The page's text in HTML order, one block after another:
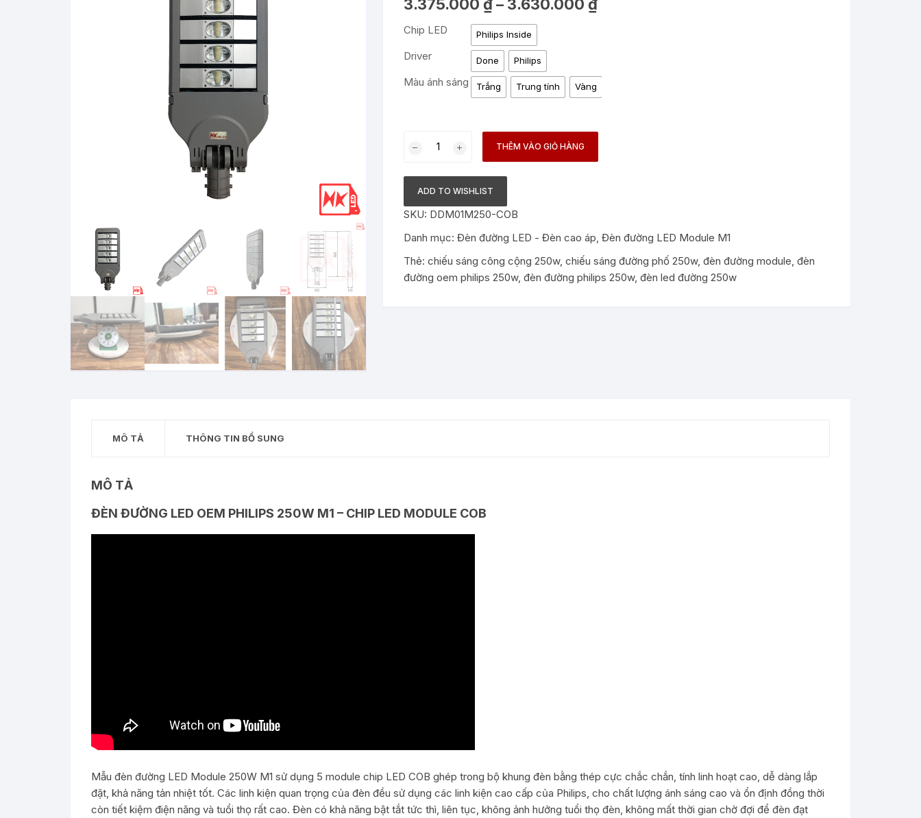
3.375.000 ₫– 3.630.000 ₫
Chip LED Philips Inside
Driver Done Philips
Màu ánh sáng Trắng Trung tính Vàng
OEM
Philips
250W
M1
Chip
LED
THÊM VÀO GIỎ HÀNG
ADD TO WISHLIST
SKU: DDM01M250-COB
Danh mục: Đèn đường LED - Đèn cao áp Đèn đường LED Module M1
Thẻ: chiếu sáng công cộng 250w, chiếu sáng đường phố 250w, đèn đường module đèn
đường oem philips 250w, đèn đường philips 250w, đèn led đường 250w
MÔ TẢ THÔNG TIN BỔ SUNG
MÔ TẢ
ĐÈN ĐƯỜNG LED OEM PHILIPS 250W M1 – CHIP LED MODULE COB
Mẫu đèn đường LED Module 250W M1 sử dụng 5 module chip LED COB ghép trong bộ khung đèn bằng thép cực chắc chắn, tính linh hoạt cao, dễ dàng lắp
đặt, khả năng tản nhiệt tốt. Các linh kiện quan trọng của đèn đều sử dụng các linh kiện cao cấp của Philips, cho chất lượng ánh sáng cao và ổn định đồng thời
còn tiết kiệm điện năng và tuổi thọ rất cao. Đèn có khả năng bật tắt tức thì, liên tục, không ảnh hưởng tuổi thọ đèn, không mất thời gian chờ đợi để đèn đạt